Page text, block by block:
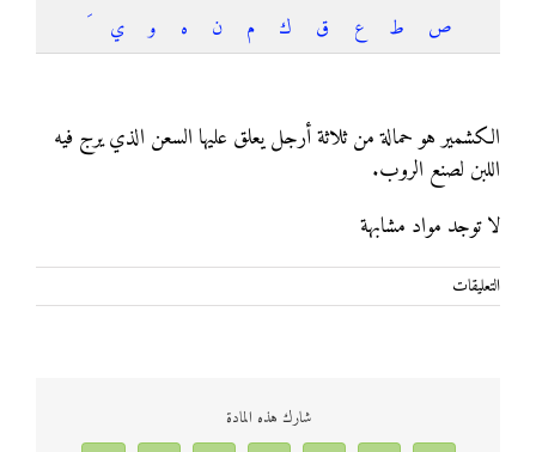
ص
ط ع ق ك م ن ه و ي
الكشمير هو حمالة من ثلاثة أرجل يعلق عليها السعن الذي يرج فيه
اللبن لصنع الروب.
لا توجد مواد مشابهة
التعليقات
كشمير
شارك هذه المادة